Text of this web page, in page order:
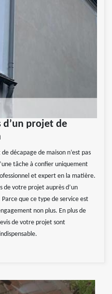
d’un projet de
décapage de maison n’est pas
tâche à confier uniquement
et expert en la matière.
de votre projet auprès d’un
que ce type de service est
non plus. En plus de
de votre projet sont